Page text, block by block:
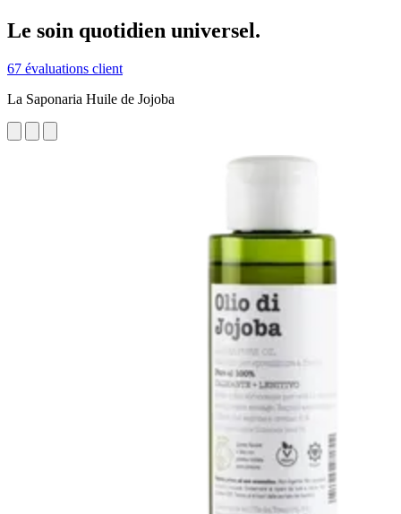
Le soin quotidien universel.
67 évaluations client
La Saponaria Huile de Jojoba